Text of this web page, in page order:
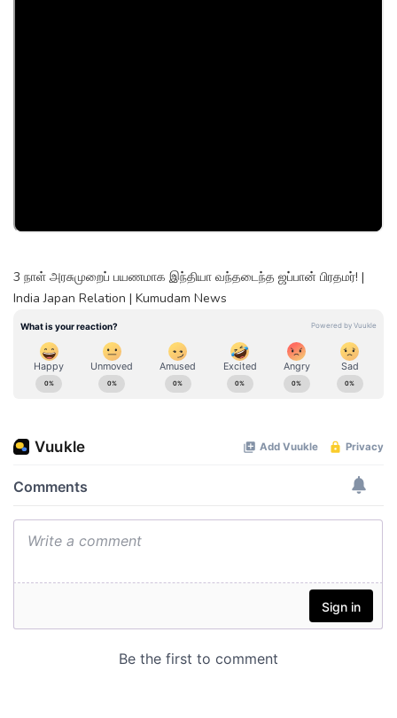
3 நாள் அரசுமுறைப் பயணமாக இந்தியா வந்தடைந்த ஜப்பான் பிரதமர்! |
India Japan Relation | Kumudam News